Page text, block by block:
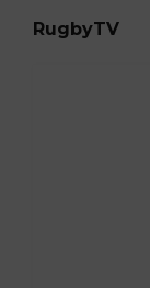
RugbyTV